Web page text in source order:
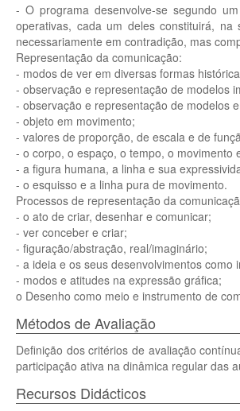
- O programa desenvolve-se segundo
operativas, cada um deles constituirá,
necessariamente em contradição, mas
Representação da comunicação:
- modos de ver em diversas formas
- observação e representação de modelos
- observação e representação de modelos
- objeto em movimento;
- valores de proporção, de escala e de
- o corpo, o espaço, o tempo, o movimento
- a figura humana, a linha e sua
- o esquisso e a linha pura de movimento.
Processos de representação da
- o ato de criar, desenhar e comunicar;
- ver conceber e criar;
- figuração/abstração, real/imaginário;
- a ideia e os seus desenvolvimentos como
- modos e atitudes na expressão gráfica;
o Desenho como meio e instrumento de
Métodos de Avaliação
Definição dos critérios de avaliação
participação ativa na dinâmica regular das
Recursos Didácticos